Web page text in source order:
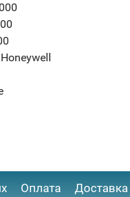
Оплата Доставка